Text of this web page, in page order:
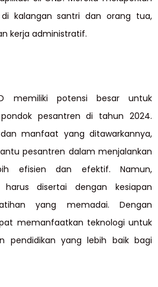
kalangan santri dan orang tua,
kerja administratif.
memiliki potensi besar untuk
pesantren di tahun 2024.
manfaat yang ditawarkannya,
pesantren dalam menjalankan
efisien dan efektif. Namun,
disertai dengan kesiapan
yang memadai. Dengan
memanfaatkan teknologi untuk
pendidikan yang lebih baik bagi